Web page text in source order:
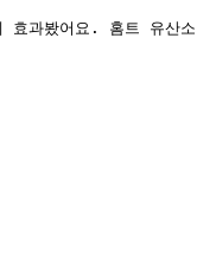
효과봤어요. 홈트 유